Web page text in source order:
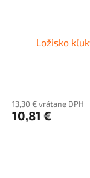
Ložisko
13,30 € vrátane DPH
10,81 €